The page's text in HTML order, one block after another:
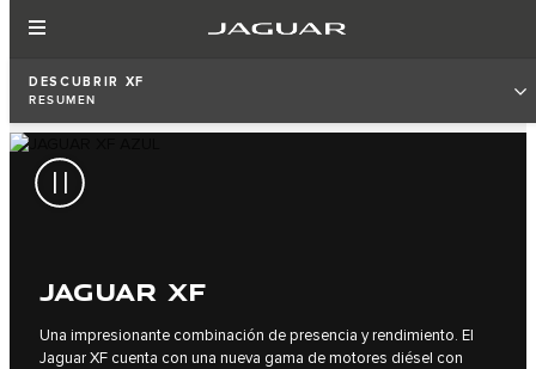
DESCUBRIR XF
RESUMEN
JAGUAR XF
Una impresionante combinación de presencia y rendimiento. El
Jaguar XF cuenta con una nueva gama de motores diésel con